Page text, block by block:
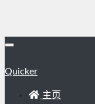
Quicker
主页